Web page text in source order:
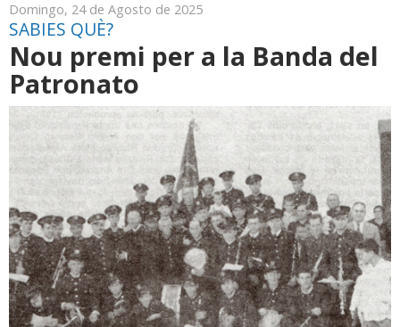
Domingo, 24 de Agosto de 2025
SABIES QUÈ?
Nou premi per a la Banda del
Patronato